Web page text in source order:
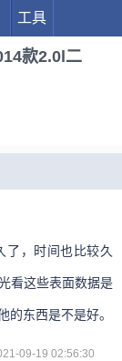
工具
款2.0l二
了，时间也比较久
看这些表面数据是
的东西是不是好。
09-19 02:56:30